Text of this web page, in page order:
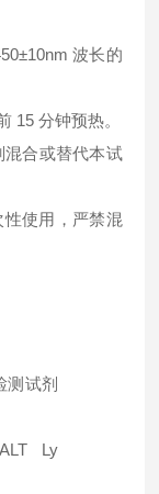
波长的
15 分钟预热。
混合或替代本试
使用，严禁混
测试剂
Ly